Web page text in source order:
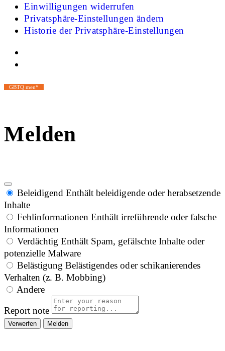
Einwilligungen widerrufen
Privatsphäre-Einstellungen ändern
Historie der Privatsphäre-Einstellungen
GBTQ men*
Melden
Beleidigend Enthält beleidigende oder herabsetzende
Inhalte
Fehlinformationen Enthält irreführende oder falsche
Informationen
Verdächtig Enthält Spam, gefälschte Inhalte oder
potenzielle Malware
Belästigung Belästigendes oder schikanierendes
Verhalten (z. B. Mobbing)
Andere
Report note
Melden